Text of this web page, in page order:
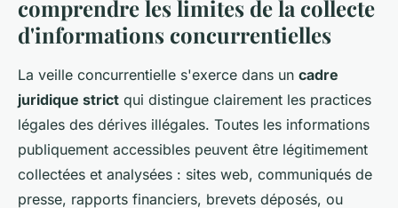
comprendre les limites de la collecte
d'informations concurrentielles
La veille concurrentielle s'exerce dans un cadre
juridique strict qui distingue clairement les practices
légales des dérives illégales. Toutes les informations
publiquement accessibles peuvent être légitimement
collectées et analysées : sites web, communiqués de
presse, rapports financiers, brevets déposés, ou